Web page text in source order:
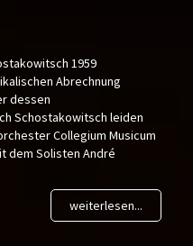
1959
Abrechnung
dessen
Schostakowitsch leiden
Collegium Musicum
dem Solisten André
weiterlesen...